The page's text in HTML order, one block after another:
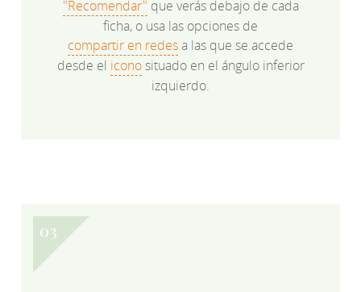
"Recomendar" que verás debajo de cada
ficha, o usa las opciones de
compartir en redesa las que se accede
desde el iconosituado en el ángulo inferior
izquierdo.